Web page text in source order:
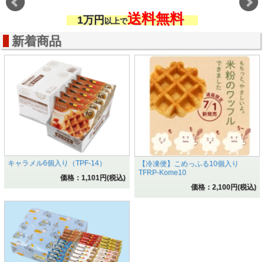
1万円 以上で送料無料
新着商品
キャラメル6個入り（TPF-14）
価格：1,101円(税込)
【冷凍便】こめっふる10個入り
TFRP-Kome10
価格：2,100円(税込)